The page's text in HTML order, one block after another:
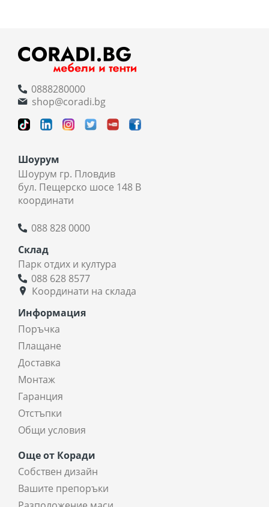
0888280000
shop@coradi.bg
Шоурум
Шоурум гр. Пловдив
бул. Пещерско шосе 148 В
координати
088 828 0000
Склад
Парк отдих и култура
088 628 8577
Координати на склада
Информация
Поръчка
Плащане
Доставка
Монтаж
Гаранция
Отстъпки
Общи условия
Още от Коради
Собствен дизайн
Вашите препоръки